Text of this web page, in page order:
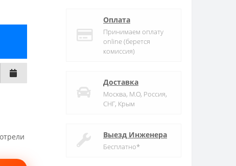
Оплата
Принимаем оплату
online (берется
комиссия)
Доставка
Москва, М.О, Россия,
СНГ, Крым
Выезд Инженера
Бесплатно*